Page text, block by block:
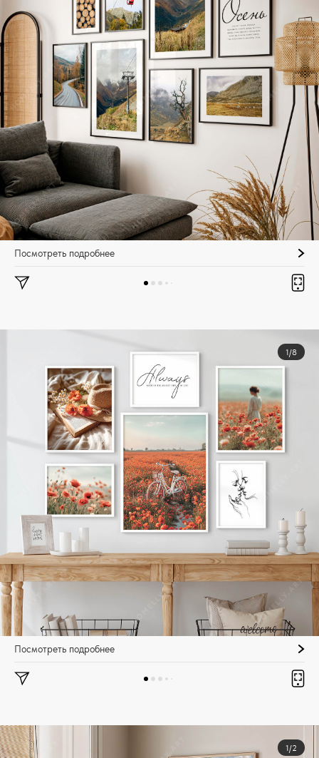
Посмотреть подробнее
1/8
Посмотреть подробнее
1/2